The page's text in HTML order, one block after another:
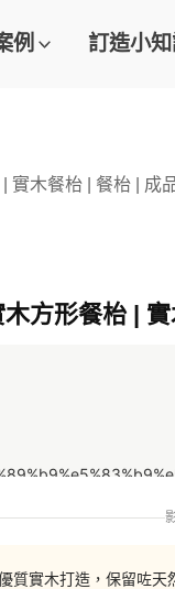
例 訂造小
實木餐枱 | 餐枱 | 成
木方形餐枱 |
質實木打造，保留咗